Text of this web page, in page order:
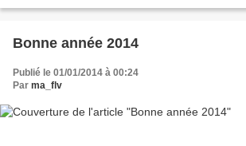
Bonne année 2014
Publié le 01/01/2014 à 00:24
Par ma_flv